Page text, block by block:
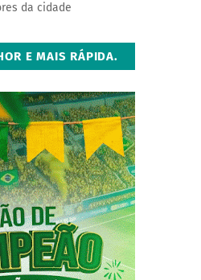
da cidade
E MAIS RÁPIDA.